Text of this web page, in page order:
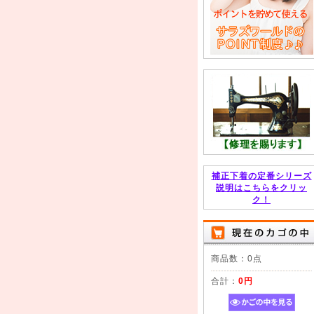
補正下着の定番シリーズ
説明はこちらをクリッ
ク！
商品数：0点
合計： 0円